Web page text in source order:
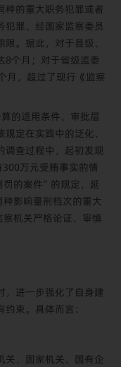
种的重大职务犯罪或者
犯罪，经国家监察委员
。据此，对于县级、
8个月；对于省级监委
月，超过了现行《监察
的适用条件、审批层
定在实践中的泛化、
调查过程中，起初发现
万元受贿事实的情
的案件”的规定，延
影响量刑档次的重大
机关严格论证、审慎
，进一步强化了自身建
束。具体而言：
关、国家机关、国有企